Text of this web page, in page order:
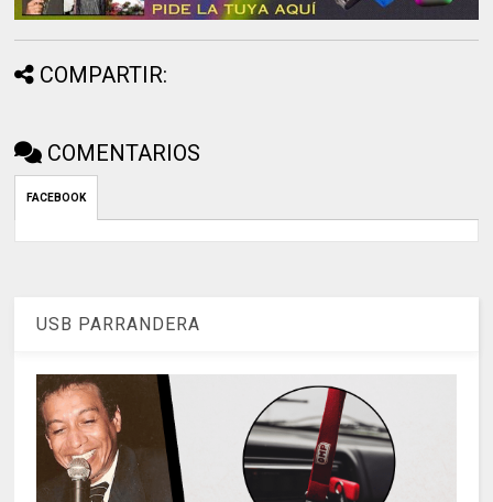
COMPARTIR:
COMENTARIOS
FACEBOOK
USB PARRANDERA